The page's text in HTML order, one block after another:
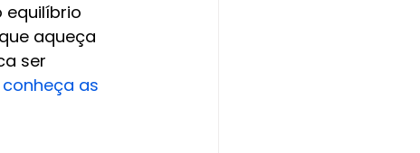
equilíbrio
aqueça
ser
conheça as